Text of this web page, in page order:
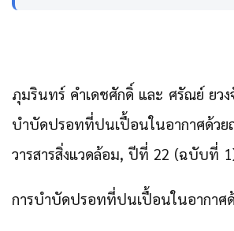
ภุมรินทร์ คำเดชศักดิ์ และ ศรัณย์ ยวง
บำบัดปรอทที่ปนเปื้อนในอากาศด้ว
วารสารสิ่งแวดล้อม, ปีที่ 22 (ฉบับที่
การบำบัดปรอทที่ปนเปื้อนในอากาศ